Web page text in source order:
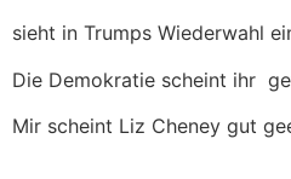
sieht in Trumps Wiederwahl
Die Demokratie scheint ihr
Mir scheint Liz Cheney gut